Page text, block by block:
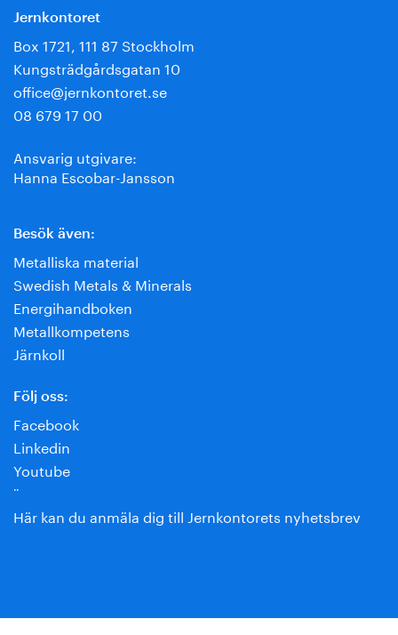
Jernkontoret
Box 1721, 111 87 Stockholm
Kungsträdgårdsgatan 10
office@jernkontoret.se
08 679 17 00
Ansvarig utgivare:
Hanna Escobar-Jansson
Besök även:
Metalliska material
Swedish Metals & Minerals
Energihandboken
Metallkompetens
Järnkoll
Följ oss:
Facebook
Linkedin
Youtube
¨
Här kan du anmäla dig till Jernkontorets nyhetsbrev